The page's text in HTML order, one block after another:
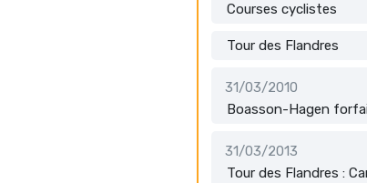
Courses cyclistes
Tour des Flandres
31/03/2010
Boasson-Hagen
31/03/2013
Tour des Flandres :